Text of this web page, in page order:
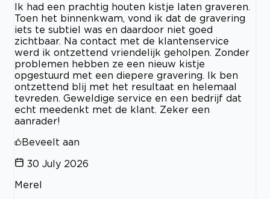
Ik had een prachtig houten kistje laten graveren.
Toen het binnenkwam, vond ik dat de gravering
iets te subtiel was en daardoor niet goed
zichtbaar. Na contact met de klantenservice
werd ik ontzettend vriendelijk geholpen. Zonder
problemen hebben ze een nieuw kistje
opgestuurd met een diepere gravering. Ik ben
ontzettend blij met het resultaat en helemaal
tevreden. Geweldige service en een bedrijf dat
echt meedenkt met de klant. Zeker een
aanrader!
Beveelt aan
30 July 2026
Merel